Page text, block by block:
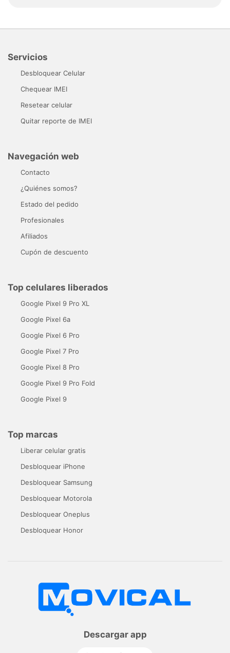
Servicios
Desbloquear Celular
Chequear IMEI
Resetear celular
Quitar reporte de IMEI
Navegación web
Contacto
¿Quiénes somos?
Estado del pedido
Profesionales
Afiliados
Cupón de descuento
Top celulares liberados
Google Pixel 9 Pro XL
Google Pixel 6a
Google Pixel 6 Pro
Google Pixel 7 Pro
Google Pixel 8 Pro
Google Pixel 9 Pro Fold
Google Pixel 9
Top marcas
Liberar celular gratis
Desbloquear iPhone
Desbloquear Samsung
Desbloquear Motorola
Desbloquear Oneplus
Desbloquear Honor
Descargar app